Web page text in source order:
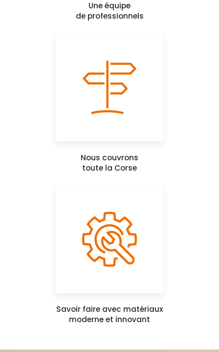
Une équipe
de professionnels
Nous couvrons
toute la Corse
Savoir faire avec matériaux
moderne et innovant